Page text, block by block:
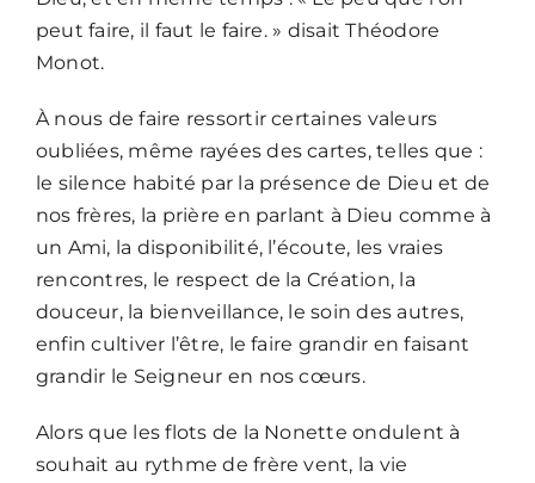
peut faire, il faut le faire. » disait Théodore
Monot.
À nous de faire ressortir certaines valeurs
oubliées, même rayées des cartes, telles que :
le silence habité par la présence de Dieu et de
nos frères, la prière en parlant à Dieu comme à
un Ami, la disponibilité, l’écoute, les vraies
rencontres, le respect de la Création, la
douceur, la bienveillance, le soin des autres,
enfin cultiver l’être, le faire grandir en faisant
grandir le Seigneur en nos cœurs.
Alors que les flots de la Nonette ondulent à
souhait au rythme de frère vent, la vie